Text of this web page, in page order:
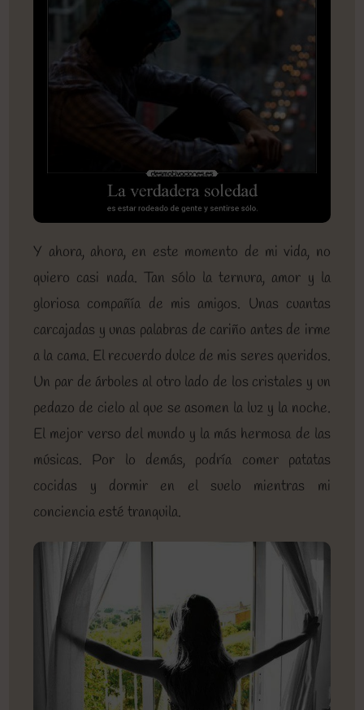
Y ahora, ahora, en este momento de mi vida, no
quiero casi nada. Tan sólo la ternura, amor y la
gloriosa compañía de mis amigos. Unas cuantas
carcajadas y unas palabras de cariño antes de irme
a la cama. El recuerdo dulce de mis seres queridos.
Un par de árboles al otro lado de los cristales y un
pedazo de cielo al que se asomen la luz y la noche.
El mejor verso del mundo y la más hermosa de las
músicas. Por lo demás, podría comer patatas
cocidas y dormir en el suelo mientras mi
conciencia esté tranquila.